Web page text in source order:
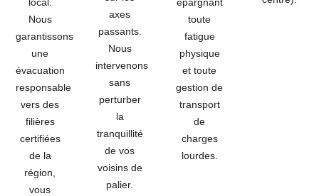
Nous
garantissons
une
évacuation
responsable
vers des
filières
certifiées
de la
région,
vous
axes
passants.
Nous
intervenons
sans
perturber
la
tranquillité
de vos
voisins de
palier.
toute
fatigue
physique
et toute
gestion de
transport
de
charges
lourdes.